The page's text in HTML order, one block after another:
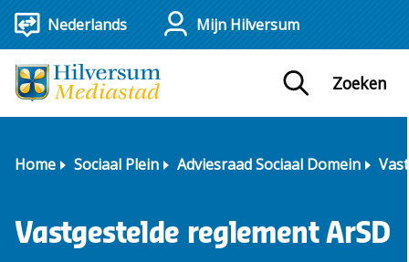
Mijn Hilversum
Zoeken
Home Sociaal Plein Adviesraad Sociaal Domein
Vastgestelde reglement ArSD